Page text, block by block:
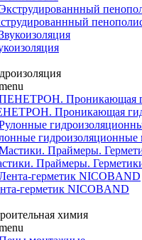
Проникающая
гидроизоляционные
Праймеры.
герметик NICOBAND
химия